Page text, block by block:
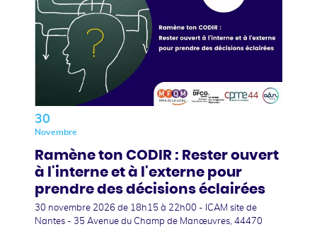
30
Novembre
Ramène ton CODIR : Rester ouvert
à l'interne et à l'externe pour
prendre des décisions éclairées
30 novembre 2026 de 18h15 à 22h00 - ICAM site de
Nantes - 35 Avenue du Champ de Manœuvres, 44470